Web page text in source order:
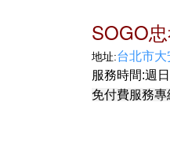
SOGO
地址:台北市
服務時間:週
免付費服務專